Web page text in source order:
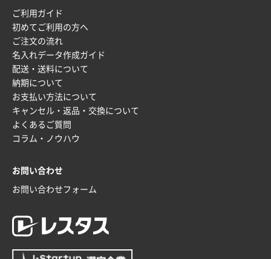
ご利用ガイド
初めてご利用の方へ
ご注文の流れ
名入れデータ作成ガイド
配送・送料について
納期について
お支払い方法について
キャンセル・返品・交換について
よくあるご質問
コラム・ノウハウ
お問い合わせ
お問い合わせフォーム